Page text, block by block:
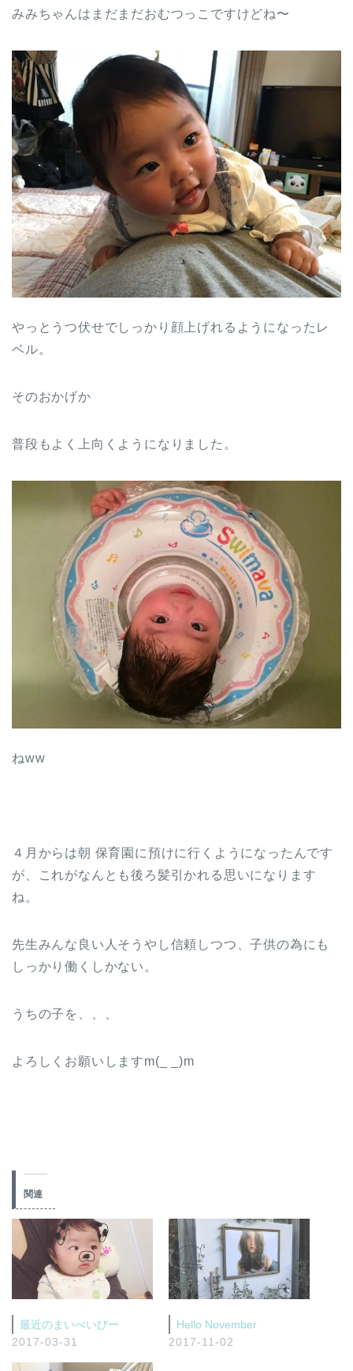
みみちゃんはまだまだおむつっこですけどね〜
やっとうつ伏せでしっかり顔上げれるようになったレ
ベル。
そのおかげか
普段もよく上向くようになりました。
ねww
４月からは朝 保育園に預けに行くようになったんです
が、これがなんとも後ろ髪引かれる思いになります
ね。
先生みんな良い人そうやし信頼しつつ、子供の為にも
しっかり働くしかない。
うちの子を、、、
よろしくお願いしますm(_ _)m
関連
最近のまいべいびー
2017-03-31
Hello November
2017-11-02